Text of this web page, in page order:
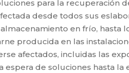
para la recuperación
desde todos sus
en frío, hasta
producida en las
afectados, incluidas las
espera de soluciones hasta la